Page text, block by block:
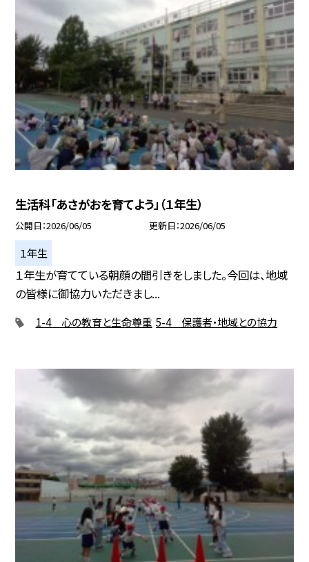
生活科「あさがおを育てよう」（１年生）
公開日 2026/06/05 更新日 2026/06/05
１年生
１年生が育てている朝顔の間引きをしました。今回は、地域
の皆様に御協力いただきまし...
1-4 心の教育と生命尊重 5-4 保護者・地域との協力